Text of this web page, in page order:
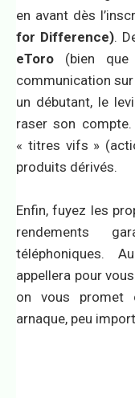
en avant dès
for Difference).
eToro (bien que
communication
un débutant, le
raser son
« titres vifs »
produits dérivés.
Enfin, fuyez les
rendements
téléphoniques.
appellera pour
on vous promet
arnaque, peu